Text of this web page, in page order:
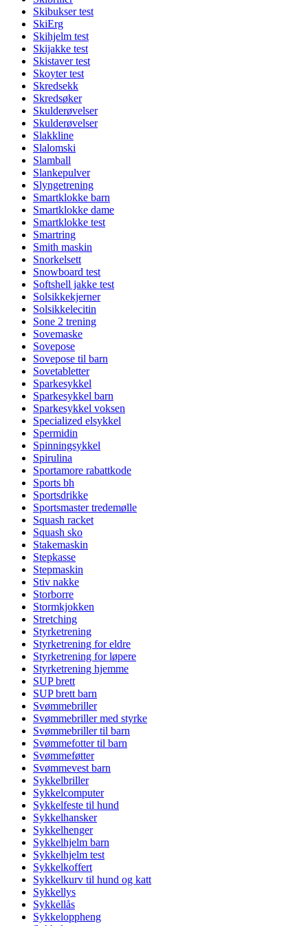
Skibukser test
SkiErg
Skihjelm test
Skijakke test
Skistaver test
Skoyter test
Skredsekk
Skredsøker
Skulderøvelser
Skulderøvelser
Slakkline
Slalomski
Slamball
Slankepulver
Slyngetrening
Smartklokke barn
Smartklokke dame
Smartklokke test
Smartring
Smith maskin
Snorkelsett
Snowboard test
Softshell jakke test
Solsikkekjerner
Solsikkelecitin
Sone 2 trening
Sovemaske
Sovepose
Sovepose til barn
Sovetabletter
Sparkesykkel
Sparkesykkel barn
Sparkesykkel voksen
Specialized elsykkel
Spermidin
Spinningsykkel
Spirulina
Sportamore rabattkode
Sports bh
Sportsdrikke
Sportsmaster tredemølle
Squash racket
Squash sko
Stakemaskin
Stepkasse
Stepmaskin
Stiv nakke
Storborre
Stormkjokken
Stretching
Styrketrening
Styrketrening for eldre
Styrketrening for løpere
Styrketrening hjemme
SUP brett
SUP brett barn
Svømmebriller
Svømmebriller med styrke
Svømmebriller til barn
Svømmefotter til barn
Svømmeføtter
Svømmevest barn
Sykkelbriller
Sykkelcomputer
Sykkelfeste til hund
Sykkelhansker
Sykkelhenger
Sykkelhjelm barn
Sykkelhjelm test
Sykkelkoffert
Sykkelkurv til hund og katt
Sykkellys
Sykkellås
Sykkeloppheng